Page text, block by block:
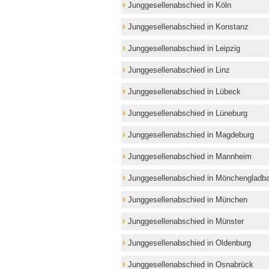
Junggesellenabschied in Köln
Junggesellenabschied in Konstanz
Junggesellenabschied in Leipzig
Junggesellenabschied in Linz
Junggesellenabschied in Lübeck
Junggesellenabschied in Lüneburg
Junggesellenabschied in Magdeburg
Junggesellenabschied in Mannheim
Junggesellenabschied in
Junggesellenabschied in München
Junggesellenabschied in Münster
Junggesellenabschied in Oldenburg
Junggesellenabschied in Osnabrück